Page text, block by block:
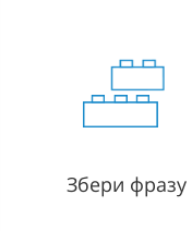
Збери фразу